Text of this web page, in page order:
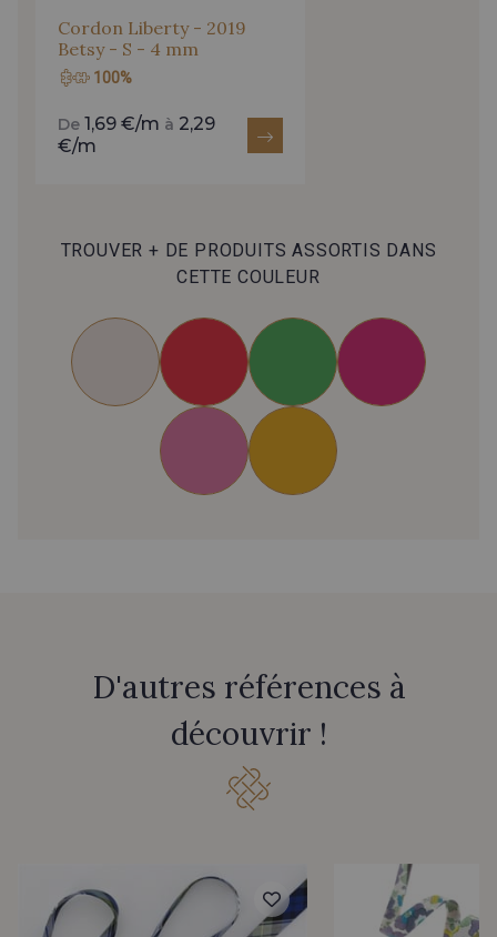
Cordon Liberty - 2019
Betsy - S - 4 mm
100%
De 1,69 €/m à 2,29
€/m
TROUVER + DE PRODUITS ASSORTIS DANS
CETTE COULEUR
D'autres références à
découvrir !